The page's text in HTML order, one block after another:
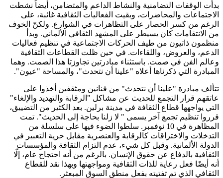
بدأت الوقفات التضامنية والنشاط الداعم والمتضامن، أيضاً نشطت
الاجتماعات والمحاضرات، وبقيت الفعاليات الثقافية غائبة، على
الرغم من كسر الحصار على التظاهرات في الشوارع. ولكنّ الخوف
من الانتقامات كان يسيطر على المشهد الثقافي الألماني. وبدأ
منظمون ذاتيون من طيف الحركات الاجتماعية في تنظيم فعاليات
الدعم، والعروض، واللقاءات. في حين ظلت القطاعات الثقافية
وعالم الفن في صمت. باستثناء مبادرتين تجاوزتا هذا الصمت. وهما
المبادرة التي ذكرناها أعلاه "علينا أن نتحدث"، والمساحة "عيون".
تتألف مبادرة "علينا أن نتحدث" من فنانين ومثقفين أخذوا على
عاتقهم قرار التجمع للحديث عن مشاكل "الرقابة والتهديد والإلغاء"
التي يواجهها قطاع الثقافة في مدينة برلين. بعد الكثير من التضييق،
قرروا تنظيم تجمع آخر يسمى " لا زلنا بحاجة إلى الحديث". تمت
المظاهرة في 10 نوفمبر. سلطوا الضوء فيها على سلسلة من
التدخلات والاختراقات كالرقابة والعنصرية مقابل حرية التعبير في
الدولة الألمانية. وقبل كل شيء، عدم التزام الثقافة والمؤسسات
الثقافية بالدفاع عن حقوق الإنسان. بالرغم من أنه احتجاج عام، إلّا
أنه أيضًا فعل رعاية للذات الثقافية ومواجهتها وبهذا نقد للقطاع
الثقافي الذي تم تفتيته بفعل منطق السوق المبعثر.